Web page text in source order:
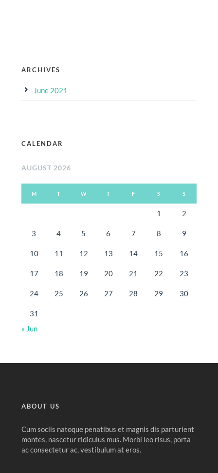
ARCHIVES
June 2021
CALENDAR
AUGUST 2026
M T W T F S S
1 2
3 4 5 6 7 8 9
10 11 12 13 14 15 16
17 18 19 20 21 22 23
24 25 26 27 28 29 30
31
« Jun
ABOUT US
Cum sociis natoque penatibus et magnis dis parturient
montes, nascetur ridiculus mus. Morbi leo risus, porta
ac consectetur ac, vestibulum at eros.